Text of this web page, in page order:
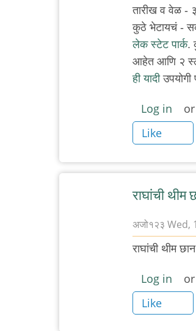
तारीख व वेळ -
कुठे भेटायचं -
लेक स्टेट पार्क.
आहेत आणि २
ही यादी
Log in or
Like
राघांची थीम
अजो१२३ Wed,
राघांची थीम
Log in or
Like